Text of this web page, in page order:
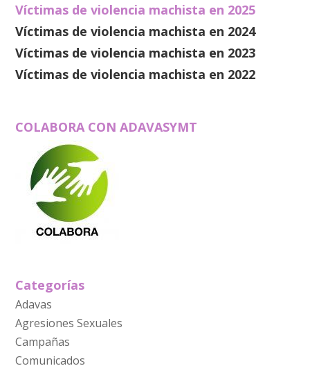
Víctimas de violencia machista en 2025
Víctimas de violencia machista en 2024
Víctimas de violencia machista en 2023
Víctimas de violencia machista en 2022
COLABORA CON ADAVASYMT
Categorías
Adavas
Agresiones Sexuales
Campañas
Comunicados